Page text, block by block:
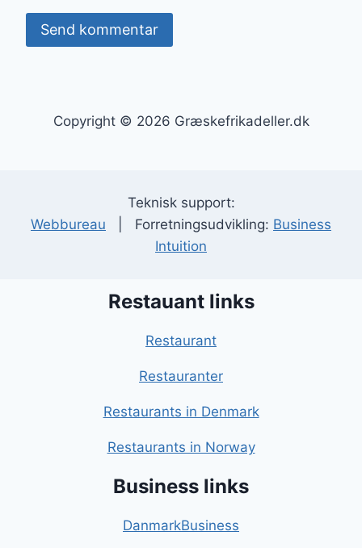
Copyright © 2026 Græskefrikadeller.dk
Teknisk support:
Webbureau | Forretningsudvikling: Business
Intuition
Restauant links
Restaurant
Restauranter
Restaurants in Denmark
Restaurants in Norway
Business links
DanmarkBusiness